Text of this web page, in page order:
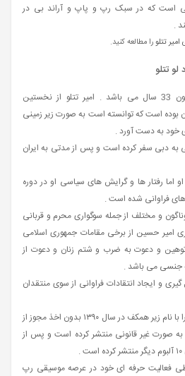
است که در سبک رپ و پاپ و آراند بی در
.
امیر تتلورا مطالعه کنید.
تتلو
سن امیر حسین مقصود لو اکنون 33 سال می باشد . امیر تتلو از نخستین
بوده است که توانسته است به صورت زیر زمینی
خود به‌ دست‌ آورد .
دهه ۱۳۸۰ شمسی به دبی سفر کرده است و پس از مدتی به ایران
اما رفتار ها و گرایش‌ های سیاسی او در دوره‌
فراوانی شده‌ است .
و مختلف از جمله سوگواری محرم و قربانی
امیر حسین از برخی مقامات جمهوری اسلامی
توهین و دعوت به ضرب و شتم زنان و دعوت از
جنسی می باشد .
و ایجاد انتقادات فراوانی از سوی منتقدان
او که نخستین آلبوم رسمی خود را با نام زیر همکف در سال ۱۳۹۰ بدون اخذ مجوز از
صورت غیر قانونی منتشر کرده است و پس از
فعالیت حرفه‌ ای خود در عرصه موسیقی رپ